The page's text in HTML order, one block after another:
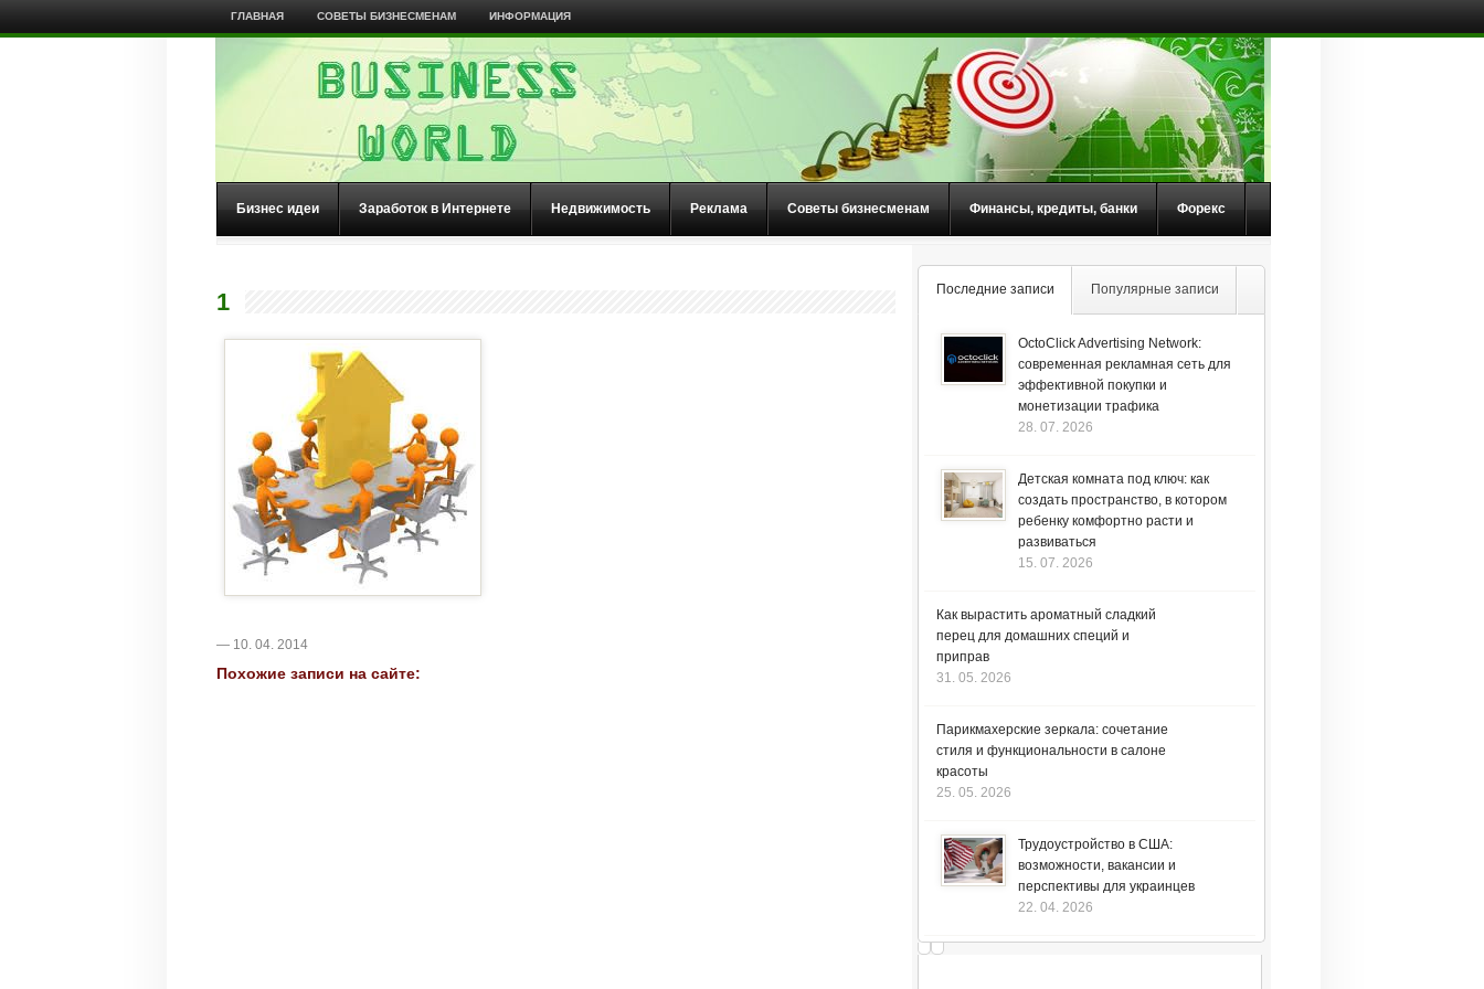
ГЛАВНАЯ СОВЕТЫ БИЗНЕСМЕНАМ ИНФОРМАЦИЯ
Бизнес идеи Заработок в Интернете Недвижимость Реклама Советы бизнесменам Финансы, кредиты, банки Форекс
1
— 10. 04. 2014
Похожие записи на сайте:
Последние записи Популярные записи
OctoClick Advertising Network:
современная рекламная сеть для
эффективной покупки и
монетизации трафика
28. 07. 2026
Детская комната под ключ: как
создать пространство, в котором
ребенку комфортно расти и
развиваться
15. 07. 2026
Как вырастить ароматный сладкий
перец для домашних специй и
приправ
31. 05. 2026
Парикмахерские зеркала: сочетание
стиля и функциональности в салоне
красоты
25. 05. 2026
Трудоустройство в США:
возможности, вакансии и
перспективы для украинцев
22. 04. 2026